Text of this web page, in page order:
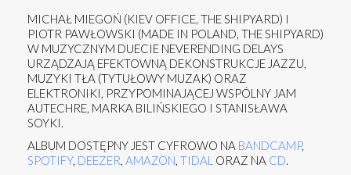
MICHAŁ MIEGOŃ (KIEV OFFICE, THE SHIPYARD) I
PIOTR PAWŁOWSKI (MADE IN POLAND, THE SHIPYARD)
W MUZYCZNYM DUECIE NEVERENDING DELAYS
URZĄDZAJĄ EFEKTOWNĄ DEKONSTRUKCJE JAZZU,
MUZYKI TŁA (TYTUŁOWY MUZAK) ORAZ
ELEKTRONIKI, PRZYPOMINAJĄCEJ WSPÓLNY JAM
AUTECHRE, MARKA BILIŃSKIEGO I STANISŁAWA
SOYKI.
ALBUM DOSTĘPNY JEST CYFROWO NA BANDCAMP,
SPOTIFY, DEEZER, AMAZON, TIDAL ORAZ NA CD.